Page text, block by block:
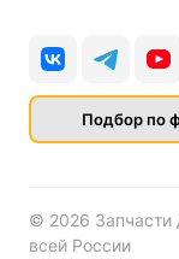
Подбор по
© 2026 Запчасти
всей России